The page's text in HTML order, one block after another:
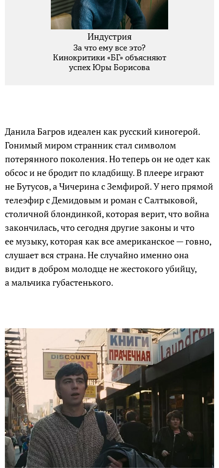
Индустрия
За что ему все это?
Кинокритики «БГ» объясняют
успех Юры Борисова
Данила Багров идеален как русский киногерой.
Гонимый миром странник стал символом
потерянного поколения. Но теперь он не одет как
обсос и не бродит по кладбищу. В плеере играют
не Бутусов, а Чичерина с Земфирой. У него прямой
телеэфир с Демидовым и роман с Салтыковой,
столичной блондинкой, которая верит, что война
закончилась, что сегодня другие законы и что
ее музыку, которая как все американское — говно,
слушает вся страна. Не случайно именно она
видит в добром молодце не жестокого убийцу,
а мальчика губастенького.